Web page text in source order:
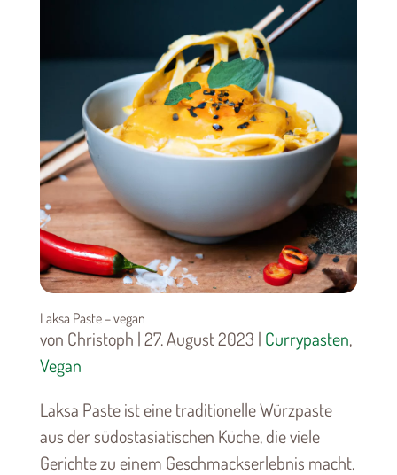
Laksa Paste – vegan
von Christoph | 27. August 2023 | Currypasten,
Vegan
Laksa Paste ist eine traditionelle Würzpaste
aus der südostasiatischen Küche, die viele
Gerichte zu einem Geschmackserlebnis macht.